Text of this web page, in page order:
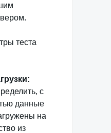
теста
с
данные
на
из